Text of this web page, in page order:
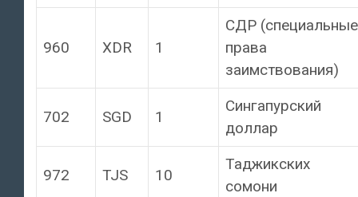
960 XDR 1
СДР (специальные
права
заимствования)
702 SGD 1
Сингапурский
доллар
972 TJS 10
Таджикских
сомони